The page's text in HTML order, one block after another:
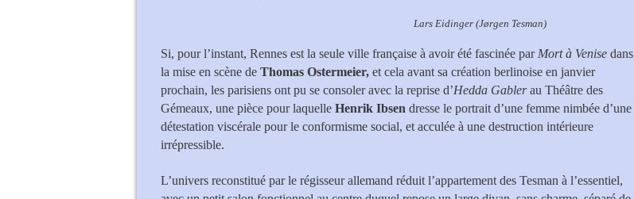
Lars Eidinger (Jørgen Tesman)
Si, pour l’instant, Rennes est la seule ville française à avoir été fascinée par Mort à Venise dans
la mise en scène de Thomas Ostermeier, et cela avant sa création berlinoise en janvier
prochain, les parisiens ont pu se consoler avec la reprise d’Hedda Gablerau Théâtre des
Gémeaux, une pièce pour laquelle Henrik Ibsen dresse le portrait d’une femme nimbée d’une
détestation viscérale pour le conformisme social, et acculée à une destruction intérieure
irrépressible.
L’univers reconstitué par le régisseur allemand réduit l’appartement des Tesman à l’essentiel,